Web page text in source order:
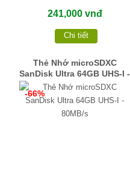
241,000 vnđ
Chi tiết
Thẻ Nhớ microSDXC
SanDisk Ultra 64GB UHS-I -
80MB/s
-66%